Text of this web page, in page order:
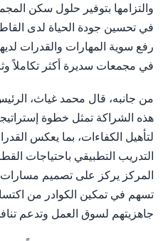
والتزامها بتوفير حلول سكن
في تحسين جودة الحياة لدى
رفع سوية المهارات والقدرات
في مجمعات سديرة أكثر تكاملاً
من جانبه، قال محمد غياث،
هذه الشراكة تمثل خطوة
لتأهيل الكفاءات، بما يعكس
التدريب التطبيقي باحتياجات
المركز يركز على تصميم مسارات
تسهم في تمكين الكوادر من
جاهزيتهم لسوق العمل وتدعم